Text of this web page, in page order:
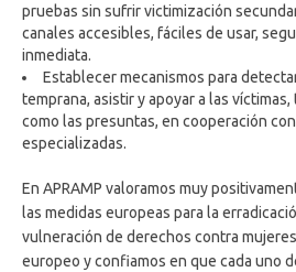
pruebas sin sufrir victimización
canales accesibles, fáciles de usar,
inmediata.
Establecer mecanismos para
temprana, asistir y apoyar a las
como las presuntas, en cooperación
especializadas.
En APRAMP valoramos muy
las medidas europeas para la
vulneración de derechos contra
europeo y confiamos en que cada uno